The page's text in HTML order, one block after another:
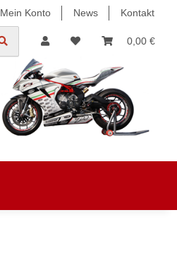
Mein Konto News Kontakt
0,00 €